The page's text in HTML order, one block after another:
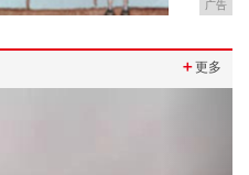
广告
＋更多